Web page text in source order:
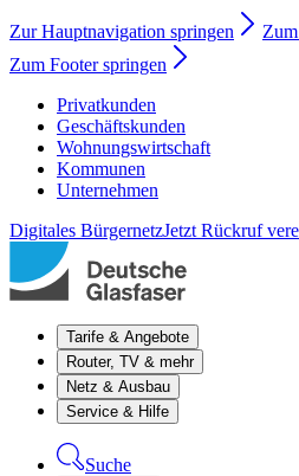
Zur Hauptnavigation springen
Zum Footer springen
Privatkunden
Geschäftskunden
Wohnungswirtschaft
Kommunen
Unternehmen
Digitales BürgernetzJetzt Rückruf
Tarife & Angebote
Router, TV & mehr
Netz & Ausbau
Service & Hilfe
Suche